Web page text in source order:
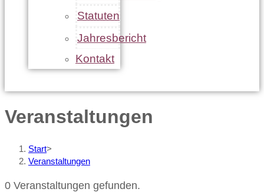
Statuten
Jahresbericht
Kontakt
Veranstaltungen
Start>
Veranstaltungen
0 Veranstaltungen gefunden.